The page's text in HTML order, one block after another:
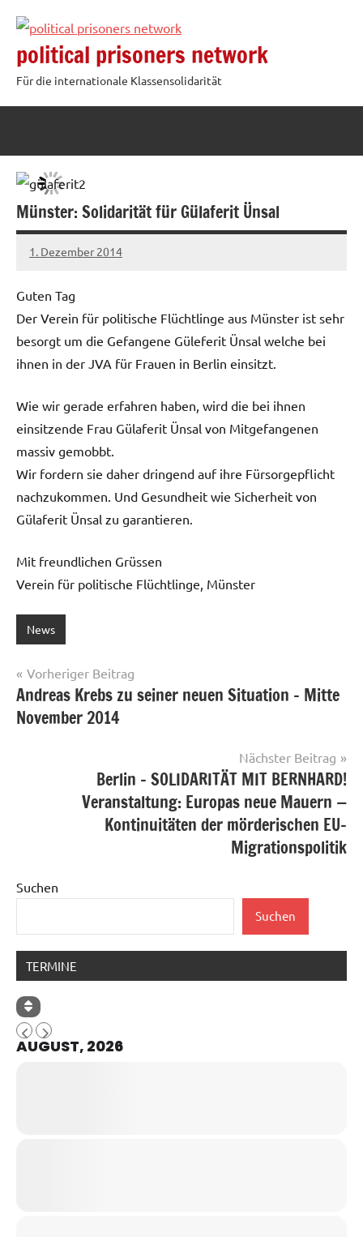
Inhalt
springen
political prisoners network
Für die internationale Klassensolidarität
Münster: Solidarität für Gülaferit Ünsal
1. Dezember 2014
admin
Guten Tag
Der Verein für politische Flüchtlinge aus Münster ist sehr
besorgt um die Gefangene Güleferit Ünsal welche bei
ihnen in der JVA für Frauen in Berlin einsitzt.
Wie wir gerade erfahren haben, wird die bei ihnen
einsitzende Frau Gülaferit Ünsal von Mitgefangenen
massiv gemobbt.
Wir fordern sie daher dringend auf ihre Fürsorgepflicht
nachzukommen. Und Gesundheit wie Sicherheit von
Gülaferit Ünsal zu garantieren.
Mit freundlichen Grüssen
Verein für politische Flüchtlinge, Münster
News
Beitragsnavigation
Vorheriger Beitrag
Andreas Krebs zu seiner neuen Situation – Mitte
November 2014
Nächster Beitrag
Berlin – SOLIDARITÄT MIT BERNHARD!
Veranstaltung: Europas neue Mauern —
Kontinuitäten der mörderischen EU-
Migrationspolitik
Suchen
Suchen
TERMINE
AUGUST, 2026